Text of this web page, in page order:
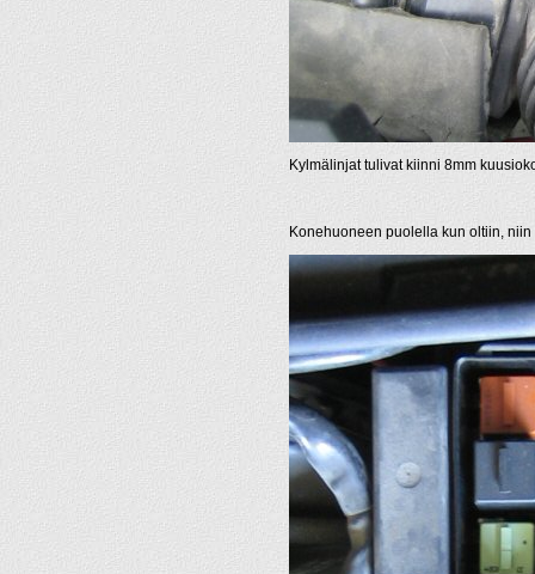
Kylmälinjat tulivat kiinni 8mm
Konehuoneen puolella kun oltiin,